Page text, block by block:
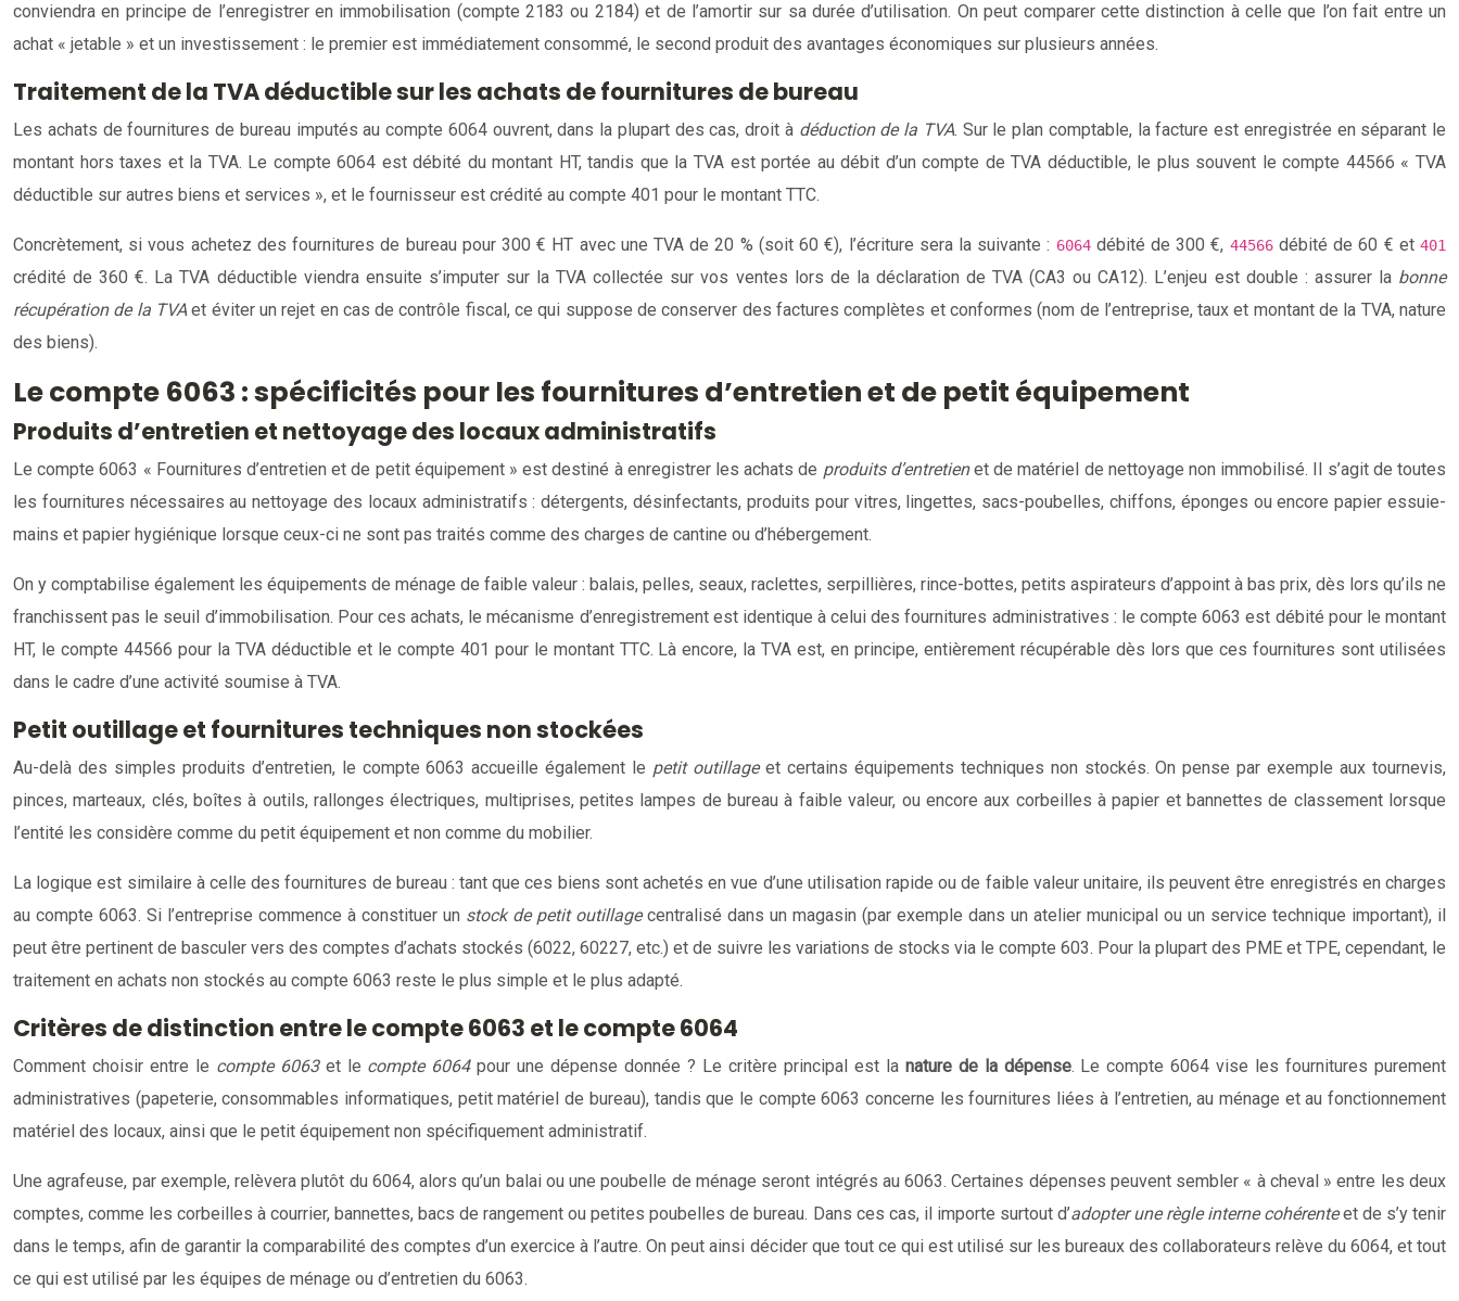
conviendra en principe de l’enregistrer en immobilisation (compte 2183 ou 2184) et de l’amortir sur sa durée d’utilisation. On peut comparer cette distinction à celle que l’on fait entre un
achat « jetable » et un investissement : le premier est immédiatement consommé, le second produit des avantages économiques sur plusieurs années.
Traitement de la TVA déductible sur les achats de fournitures de bureau
Les achats de fournitures de bureau imputés au compte 6064 ouvrent, dans la plupart des cas, droit à déduction de la TVA. Sur le plan comptable, la facture est enregistrée en séparant le
montant hors taxes et la TVA. Le compte 6064 est débité du montant HT, tandis que la TVA est portée au débit d’un compte de TVA déductible, le plus souvent le compte 44566 « TVA
déductible sur autres biens et services », et le fournisseur est crédité au compte 401 pour le montant TTC.
Concrètement, si vous achetez des fournitures de bureau pour 300 € HT avec une TVA de 20 % (soit 60 €), l’écriture sera la suivante : 6064débité de 300 €, 44566débité de 60 € et401
crédité de 360 €. La TVA déductible viendra ensuite s’imputer sur la TVA collectée sur vos ventes lors de la déclaration de TVA (CA3 ou CA12). L’enjeu est double : assurer la bonne
récupération de la TVAet éviter un rejet en cas de contrôle fiscal, ce qui suppose de conserver des factures complètes et conformes (nom de l’entreprise, taux et montant de la TVA, nature
des biens).
Le compte 6063 : spécificités pour les fournitures d’entretien et de petit équipement
Produits d’entretien et nettoyage des locaux administratifs
Le compte 6063 « Fournitures d’entretien et de petit équipement » est destiné à enregistrer les achats de produits d’entretienet de matériel de nettoyage non immobilisé. Il s’agit de toutes
les fournitures nécessaires au nettoyage des locaux administratifs : détergents, désinfectants, produits pour vitres, lingettes, sacs-poubelles, chiffons, éponges ou encore papier essuie-
mains et papier hygiénique lorsque ceux-ci ne sont pas traités comme des charges de cantine ou d’hébergement.
On y comptabilise également les équipements de ménage de faible valeur : balais, pelles, seaux, raclettes, serpillières, rince-bottes, petits aspirateurs d’appoint à bas prix, dès lors qu’ils ne
franchissent pas le seuil d’immobilisation. Pour ces achats, le mécanisme d’enregistrement est identique à celui des fournitures administratives : le compte 6063 est débité pour le montant
HT, le compte 44566 pour la TVA déductible et le compte 401 pour le montant TTC. Là encore, la TVA est, en principe, entièrement récupérable dès lors que ces fournitures sont utilisées
dans le cadre d’une activité soumise à TVA.
Petit outillage et fournitures techniques non stockées
Au-delà des simples produits d’entretien, le compte 6063 accueille également le petit outillageet certains équipements techniques non stockés. On pense par exemple aux tournevis,
pinces, marteaux, clés, boîtes à outils, rallonges électriques, multiprises, petites lampes de bureau à faible valeur, ou encore aux corbeilles à papier et bannettes de classement lorsque
l’entité les considère comme du petit équipement et non comme du mobilier.
La logique est similaire à celle des fournitures de bureau : tant que ces biens sont achetés en vue d’une utilisation rapide ou de faible valeur unitaire, ils peuvent être enregistrés en charges
au compte 6063. Si l’entreprise commence à constituer un stock de petit outillagecentralisé dans un magasin (par exemple dans un atelier municipal ou un service technique important), il
peut être pertinent de basculer vers des comptes d’achats stockés (6022, 60227, etc.) et de suivre les variations de stocks via le compte 603. Pour la plupart des PME et TPE, cependant, le
traitement en achats non stockés au compte 6063 reste le plus simple et le plus adapté.
Critères de distinction entre le compte 6063 et le compte 6064
Comment choisir entre le compte 6063et le compte 6064pour une dépense donnée ? Le critère principal est la nature de la dépense. Le compte 6064 vise les fournitures purement
administratives (papeterie, consommables informatiques, petit matériel de bureau), tandis que le compte 6063 concerne les fournitures liées à l’entretien, au ménage et au fonctionnement
matériel des locaux, ainsi que le petit équipement non spécifiquement administratif.
Une agrafeuse, par exemple, relèvera plutôt du 6064, alors qu’un balai ou une poubelle de ménage seront intégrés au 6063. Certaines dépenses peuvent sembler « à cheval » entre les deux
comptes, comme les corbeilles à courrier, bannettes, bacs de rangement ou petites poubelles de bureau. Dans ces cas, il importe surtout d’adopter une règle interne cohérenteet de s’y tenir
dans le temps, afin de garantir la comparabilité des comptes d’un exercice à l’autre. On peut ainsi décider que tout ce qui est utilisé sur les bureaux des collaborateurs relève du 6064, et tout
ce qui est utilisé par les équipes de ménage ou d’entretien du 6063.